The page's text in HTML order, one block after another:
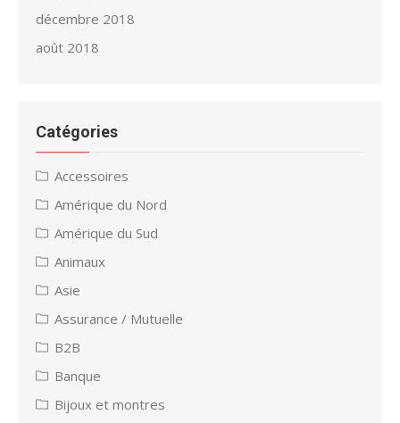
décembre 2018
août 2018
Catégories
Accessoires
Amérique du Nord
Amérique du Sud
Animaux
Asie
Assurance / Mutuelle
B2B
Banque
Bijoux et montres